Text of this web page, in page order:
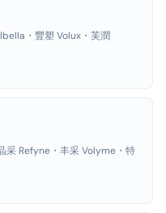
・豐塑 Volux・芙潤
采 Refyne・丰采 Volyme・特